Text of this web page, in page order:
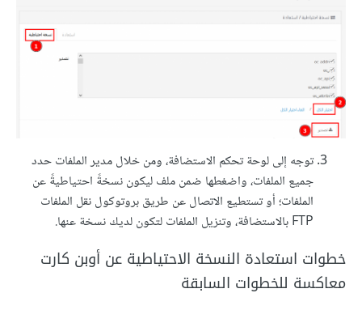
توجه إلى لوحة تحكم الاستضافة، ومن خلال مدير الملفات حدد
جميع الملفات، واضغطها ضمن ملف ليكون نسخةً احتياطيةً عن
الملفات؛ أو تستطيع الاتصال عن طريق بروتوكول نقل الملفات
FTP بالاستضافة، وتنزيل الملفات لتكون لديك نسخة عنها.
خطوات استعادة النسخة الاحتياطية عن أوبن كارت
معاكسة للخطوات السابقة